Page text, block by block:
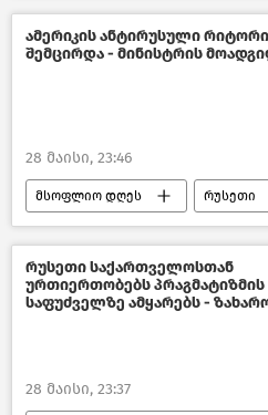
საზოგადოება
ამერიკის ანტირუსული
შემცირდა - მინისტრის
28 მაისი, 23:46
მსოფლიო დღეს რუსეთი
მსოფლიოს ახალი ამბები
რუსეთი საქართველოსთან
ურთიერთობებს პრაგმატიზმის
საფუძველზე ამყარებს -
28 მაისი, 23:37